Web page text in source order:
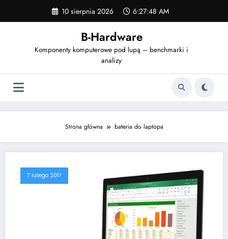
content
10 sierpnia 2026 6:27:48 AM
B-Hardware
Komponenty komputerowe pod lupą – benchmarki i
analizy
Strona główna bateria do laptopa
7 lutego 2017